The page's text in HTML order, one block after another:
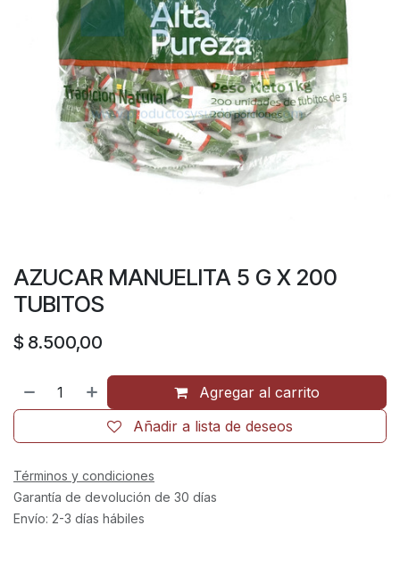
AZUCAR MANUELITA 5 G X 200
TUBITOS
$ 8.500,00
Agregar al carrito
Añadir a lista de deseos
Términos y condiciones
Garantía de devolución de 30 días
Envío: 2-3 días hábiles